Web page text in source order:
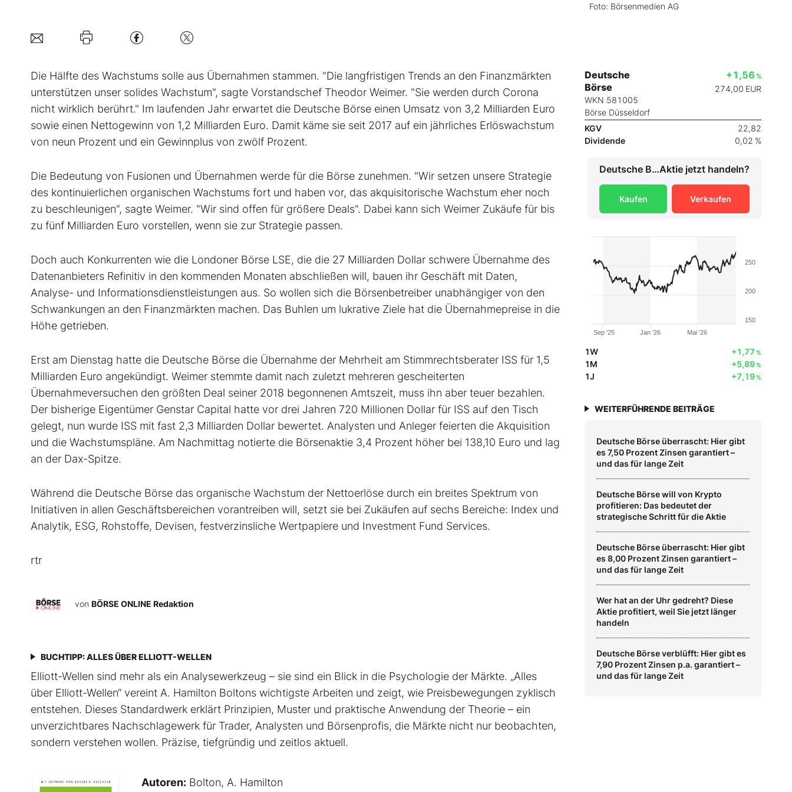
Foto: Börsenmedien AG
Die Hälfte des Wachstums solle aus Übernahmen stammen. "Die langfristigen Trends an den Finanzmärkten
unterstützen unser solides Wachstum", sagte Vorstandschef Theodor Weimer. "Sie werden durch Corona
nicht wirklich berührt." Im laufenden Jahr erwartet die Deutsche Börse einen Umsatz von 3,2 Milliarden Euro
sowie einen Nettogewinn von 1,2 Milliarden Euro. Damit käme sie seit 2017 auf ein jährliches Erlöswachstum
von neun Prozent und ein Gewinnplus von zwölf Prozent.
Die Bedeutung von Fusionen und Übernahmen werde für die Börse zunehmen. "Wir setzen unsere Strategie
des kontinuierlichen organischen Wachstums fort und haben vor, das akquisitorische Wachstum eher noch
zu beschleunigen", sagte Weimer. "Wir sind offen für größere Deals". Dabei kann sich Weimer Zukäufe für bis
zu fünf Milliarden Euro vorstellen, wenn sie zur Strategie passen.
Doch auch Konkurrenten wie die Londoner Börse LSE, die die 27 Milliarden Dollar schwere Übernahme des
Datenanbieters Refinitiv in den kommenden Monaten abschließen will, bauen ihr Geschäft mit Daten,
Analyse- und Informationsdienstleistungen aus. So wollen sich die Börsenbetreiber unabhängiger von den
Schwankungen an den Finanzmärkten machen. Das Buhlen um lukrative Ziele hat die Übernahmepreise in die
Höhe getrieben.
Erst am Dienstag hatte die Deutsche Börse die Übernahme der Mehrheit am Stimmrechtsberater ISS für 1,5
Milliarden Euro angekündigt. Weimer stemmte damit nach zuletzt mehreren gescheiterten
Übernahmeversuchen den größten Deal seiner 2018 begonnenen Amtszeit, muss ihn aber teuer bezahlen.
Der bisherige Eigentümer Genstar Capital hatte vor drei Jahren 720 Millionen Dollar für ISS auf den Tisch
gelegt, nun wurde ISS mit fast 2,3 Milliarden Dollar bewertet. Analysten und Anleger feierten die Akquisition
und die Wachstumspläne. Am Nachmittag notierte die Börsenaktie 3,4 Prozent höher bei 138,10 Euro und lag
an der Dax-Spitze.
Während die Deutsche Börse das organische Wachstum der Nettoerlöse durch ein breites Spektrum von
Initiativen in allen Geschäftsbereichen vorantreiben will, setzt sie bei Zukäufen auf sechs Bereiche: Index und
Analytik, ESG, Rohstoffe, Devisen, festverzinsliche Wertpapiere und Investment Fund Services.
rtr
von BÖRSE ONLINE Redaktion
BUCHTIPP: ALLES ÜBER ELLIOTT-WELLEN
Elliott-Wellen sind mehr als ein Analysewerkzeug – sie sind ein Blick in die Psychologie der Märkte. „Alles
über Elliott-Wellen“ vereint A. Hamilton Boltons wichtigste Arbeiten und zeigt, wie Preisbewegungen zyklisch
entstehen. Dieses Standardwerk erklärt Prinzipien, Muster und praktische Anwendung der Theorie – ein
unverzichtbares Nachschlagewerk für Trader, Analysten und Börsenprofis, die Märkte nicht nur beobachten,
sondern verstehen wollen. Präzise, tiefgründig und zeitlos aktuell.
Autoren: Bolton, A. Hamilton
Deutsche
Börse
WKN 581005
Börse Düsseldorf
+1,56 %
274,00 EUR
KGV
22,82
Dividende
0,02 %
Deutsche BörseAktie jetzt handeln?
Kaufen Verkaufen
Jan '26
Sep '25 Mai '26
150
200
250
1W +1,77 %
1M +5,89%
1J +7,19%
WEITERFÜHRENDE BEITRÄGE
Deutsche Börse überrascht: Hier gibt
es 7,50 Prozent Zinsen garantiert –
und das für lange Zeit
Deutsche Börse will von Krypto
profitieren: Das bedeutet der
strategische Schritt für die Aktie
Deutsche Börse überrascht: Hier gibt
es 8,00 Prozent Zinsen garantiert –
und das für lange Zeit
Wer hat an der Uhr gedreht? Diese
Aktie profitiert, weil Sie jetzt länger
handeln
Deutsche Börse verblüfft: Hier gibt es
7,90 Prozent Zinsen p.a. garantiert –
und das für lange Zeit